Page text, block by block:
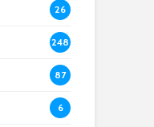
26
248
87
6